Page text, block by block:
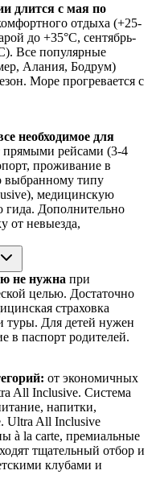
длится с мая по
отдыха (+25-
до +35°C, сентябрь-
Все популярные
Алания, Бодрум)
Море прогревается с
необходимое для
прямыми рейсами (3-4
проживание в
выбранному типу
медицинскую
гида. Дополнительно
от невыезда,
не нужна при
целью. Достаточно
страховка
туры. Для детей нужен
в паспорт родителей.
от экономичных
All Inclusive. Система
напитки,
Ultra All Inclusive
à la carte, премиальные
тщательный отбор и
клубами и